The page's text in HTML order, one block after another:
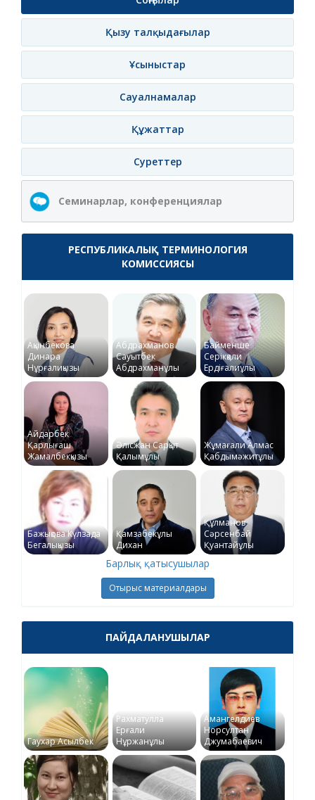
Қызу талқыдағылар
Ұсыныстар
Сауалнамалар
Құжаттар
Суреттер
Семинарлар, конференциялар
РЕСПУБЛИКАЛЫҚ ТЕРМИНОЛОГИЯ
КОМИССИЯСЫ
Ақынбекова
Динара
Нұрғалиқызы
Абдрахманов
Сауытбек
Абдрахманұлы
Байменше
Серікқали
Ердіғалиұлы
Айдарбек
Қарлығаш
Жамалбекқызы
Әлісжан Сарқыт
Қалымұлы
Жұмағали Алмас
Қабдымәжитұлы
Бажықова Күлзада
Бегалықызы
Қамзабекұлы
Дихан
Құлманов
Сәрсенбай
Қуантайұлы
Барлық қатысушылар
Отырыс материалдары
ПАЙДАЛАНУШЫЛАР
Гаухар Асылбек
Рахматулла
Ерғали
Нұржанұлы
Амангелдиев
Норсултан
Джумабаевич